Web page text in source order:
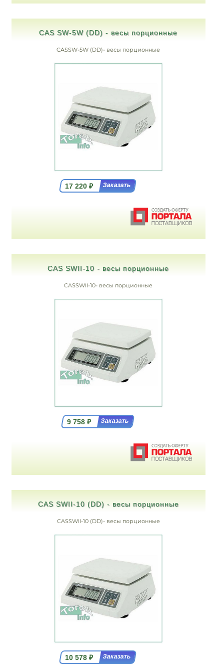
CAS SW-5W (DD) - весы порционные
CASSW-5W (DD)- весы порционные
17 220₽
CAS SWII-10 - весы порционные
CASSWII-10- весы порционные
9 758₽
CAS SWII-10 (DD) - весы порционные
CASSWII-10 (DD)- весы порционные
10 578₽